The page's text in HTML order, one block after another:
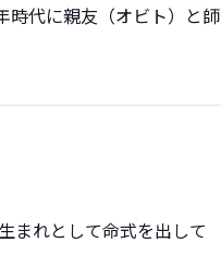
時代に親友（オビト）と師
まれとして命式を出して